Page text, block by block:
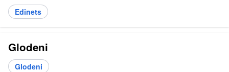
Edinets
Glodeni
Glodeni